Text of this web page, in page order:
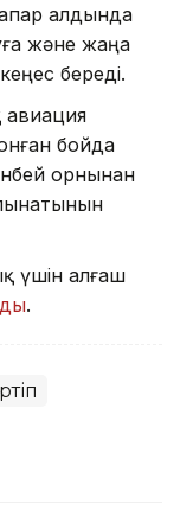
алдында
және жаңа
береді.
авиация
бойда
орнынан
үшін алғаш
.